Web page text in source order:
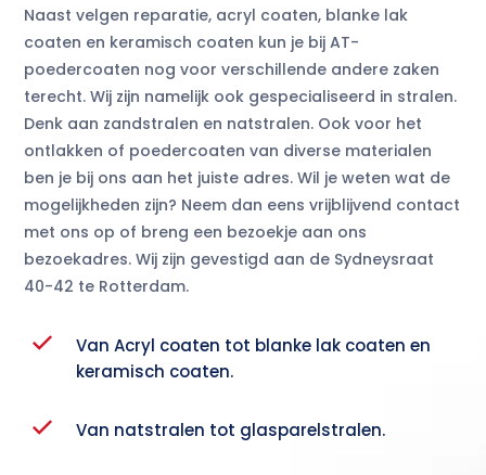
Naast velgen reparatie, acryl coaten, blanke lak
coaten en keramisch coaten kun je bij AT-
poedercoaten nog voor verschillende andere zaken
terecht. Wij zijn namelijk ook gespecialiseerd in stralen.
Denk aan zandstralen en natstralen. Ook voor het
ontlakken of poedercoaten van diverse materialen
ben je bij ons aan het juiste adres. Wil je weten wat de
mogelijkheden zijn? Neem dan eens vrijblijvend contact
met ons op of breng een bezoekje aan ons
bezoekadres. Wij zijn gevestigd aan de Sydneysraat
40-42 te Rotterdam.
Van Acryl coaten tot blanke lak coaten en
keramisch coaten.
Van natstralen tot glasparelstralen.